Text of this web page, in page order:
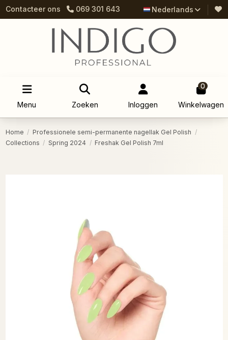
Contacteer ons 069 301 643 Nederlands
Menu Zoeken Inloggen
0
Winkelwagen
Home
Professionele semi-permanente nagellak Gel Polish
Collections
Spring 2024 Freshak Gel Polish 7ml